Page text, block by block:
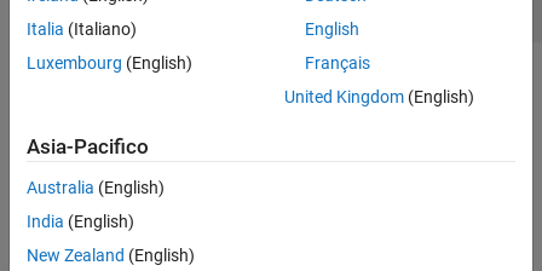
Italia (Italiano)
Luxembourg (English)
English
Français
United Kingdom(English)
Asia-Pacifico
Australia (English)
India (English)
New Zealand (English)